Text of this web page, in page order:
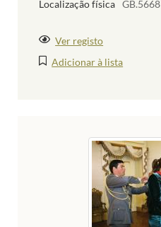
Localização física GB.5668
Ver registo
Adicionar à lista